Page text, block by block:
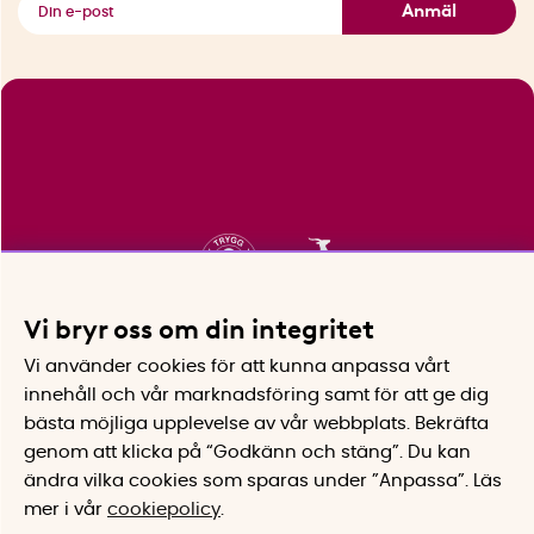
Anmäl
Vi bryr oss om din integritet
Vi använder cookies för att kunna anpassa vårt
innehåll och vår marknadsföring samt för att ge dig
bästa möjliga upplevelse av vår webbplats.
Bekräfta
genom att klicka på “Godkänn och stäng”. Du kan
ändra vilka cookies som sparas under ”Anpassa”.
Läs
mer i vår cookiepolicy